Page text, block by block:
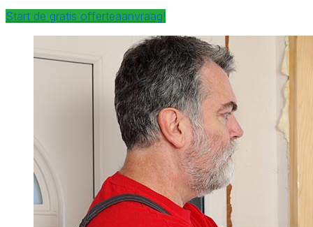
Start de gratis offerteaanvraag!